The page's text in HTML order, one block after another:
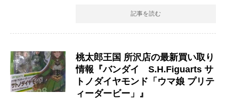
記事を読む
桃太郎王国 所沢店の最新買い取り
情報『バンダイ S.H.Figuarts ​サ
トノダイヤモンド「ウマ娘 プリテ
ィーダービー」』